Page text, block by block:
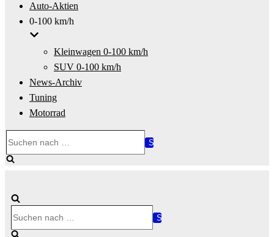
Auto-Aktien
0-100 km/h
Kleinwagen 0-100 km/h
SUV 0-100 km/h
News-Archiv
Tuning
Motorrad
nach …
nach …